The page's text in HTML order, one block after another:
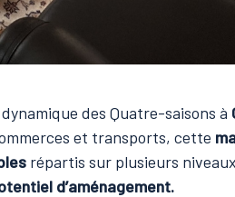
des Quatre-saisons à
et transports, cette
répartis sur plusieurs
d’aménagement.